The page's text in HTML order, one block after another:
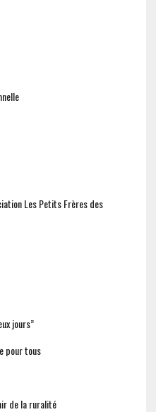
Les Petits Frères des
jours”
pour tous
de la ruralité